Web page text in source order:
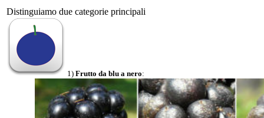
Distinguiamo due categorie principali
1) Frutto da blu a nero: